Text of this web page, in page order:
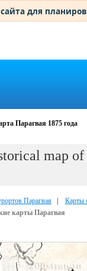
для
Парагвая 1875 года
map of
Парагвая Карты
карты Парагвая